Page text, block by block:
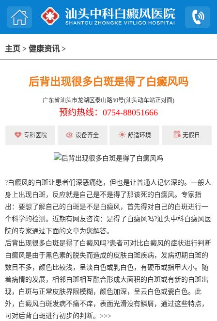
主页 > 健康资讯 >
后背出现很多白斑是得了白癜风吗
广东省汕头市龙湖区泰山路50号(汕头动车站正对面)
预约热线：0754-88051666
专科医院 设备齐全 舒适环境 无假日
?白癜风的白斑让患者们深恶痛绝，但也是让普通人记忆深的。一般人
身上出现白斑，反应就是自己是不是得了那该死的白癜风。专家指
出：要想了解自己的白斑是不是白癜风，首先得对自己的白斑进行一
个科学的检测。近期有网友咨询：是得了白癜风吗?汕头中科白癜风医
院的专家通过下面的文章为您解答。
后背出现很多白斑是得了白癜风吗?患者可对比白癜风的症状进行判断
白癜风是由于黑色素的脱失而造成的皮肤白斑疾病，发病初期白斑的
数目不多，颜色比较浅，呈淡白色或乳白色，有硬币或指甲大小。随
着病情的发展，相邻白斑相互融合形成大面积的白斑或有新的白斑出
现，白斑与正常皮肤界限模糊，颜色加深，呈云白色或瓷白色。此
外，白癜风白斑发病不痛不痒，表面光滑没有鳞屑，通过这些特点，
可对后背白斑进行初步的判断。>>>